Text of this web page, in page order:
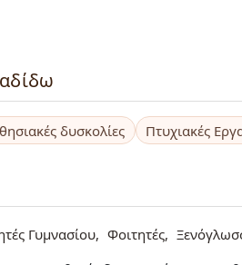
δυσκολίες Πτυχιακές
Γυμνασίου Φοιτητές